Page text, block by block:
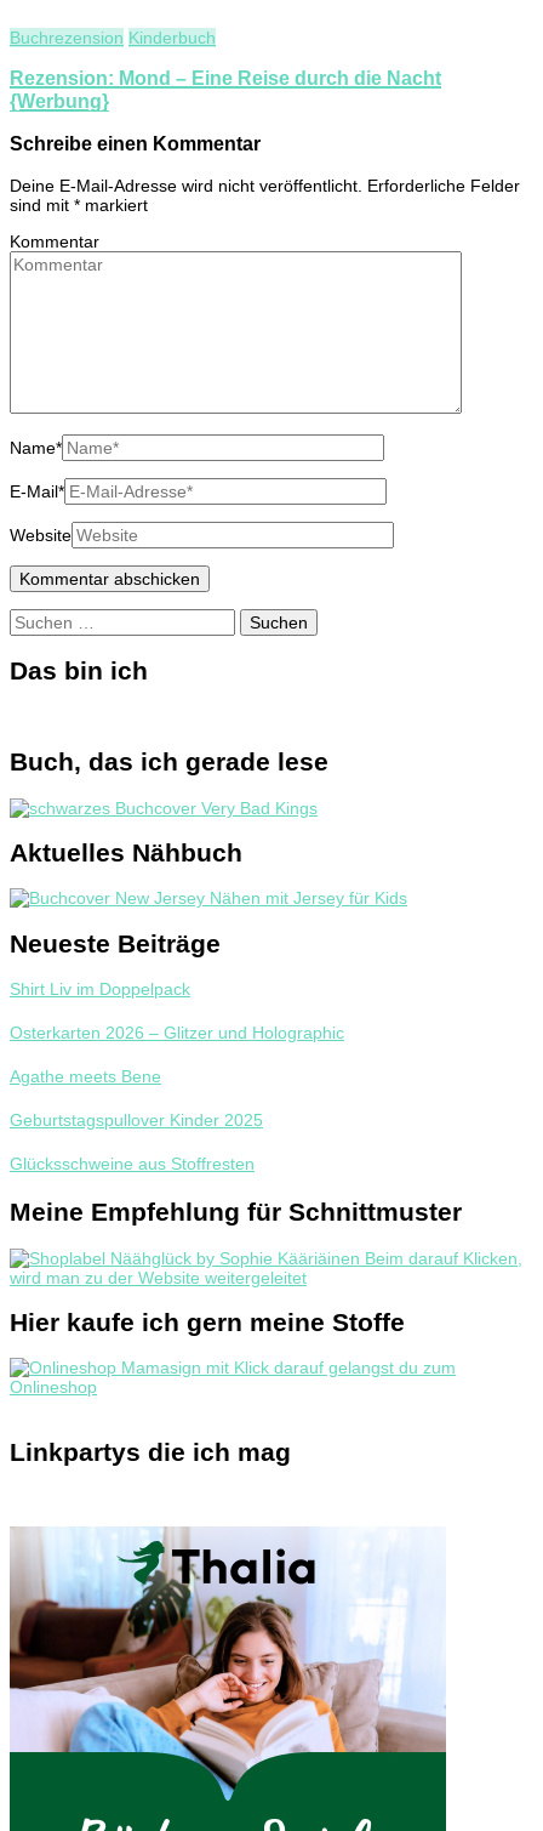
Buchrezension Kinderbuch
Rezension: Mond – Eine Reise durch die Nacht
{Werbung}
Schreibe einen Kommentar
Deine E-Mail-Adresse wird nicht veröffentlicht. Erforderliche Felder
sind mit * markiert
Kommentar
Name*
E-Mail*
Website
Suchen
nach:
Das bin ich
Buch, das ich gerade lese
Aktuelles Nähbuch
Neueste Beiträge
Shirt Liv im Doppelpack
Osterkarten 2026 – Glitzer und Holographic
Agathe meets Bene
Geburtstagspullover Kinder 2025
Glücksschweine aus Stoffresten
Meine Empfehlung für Schnittmuster
Hier kaufe ich gern meine Stoffe
Linkpartys die ich mag